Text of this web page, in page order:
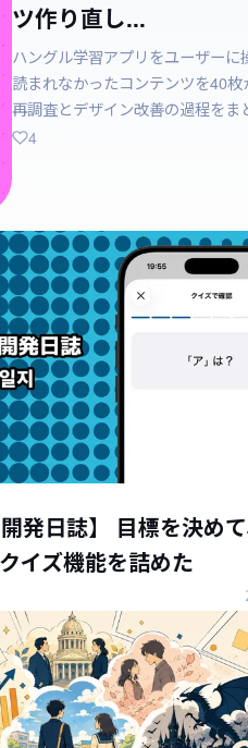
ツ作り直し...
ハングル学習アプリをユーザーに
読まれなかったコンテンツを40枚
再調査とデザイン改善の過程をま
4
開発日誌】 目標を決め
イズ機能を詰めた